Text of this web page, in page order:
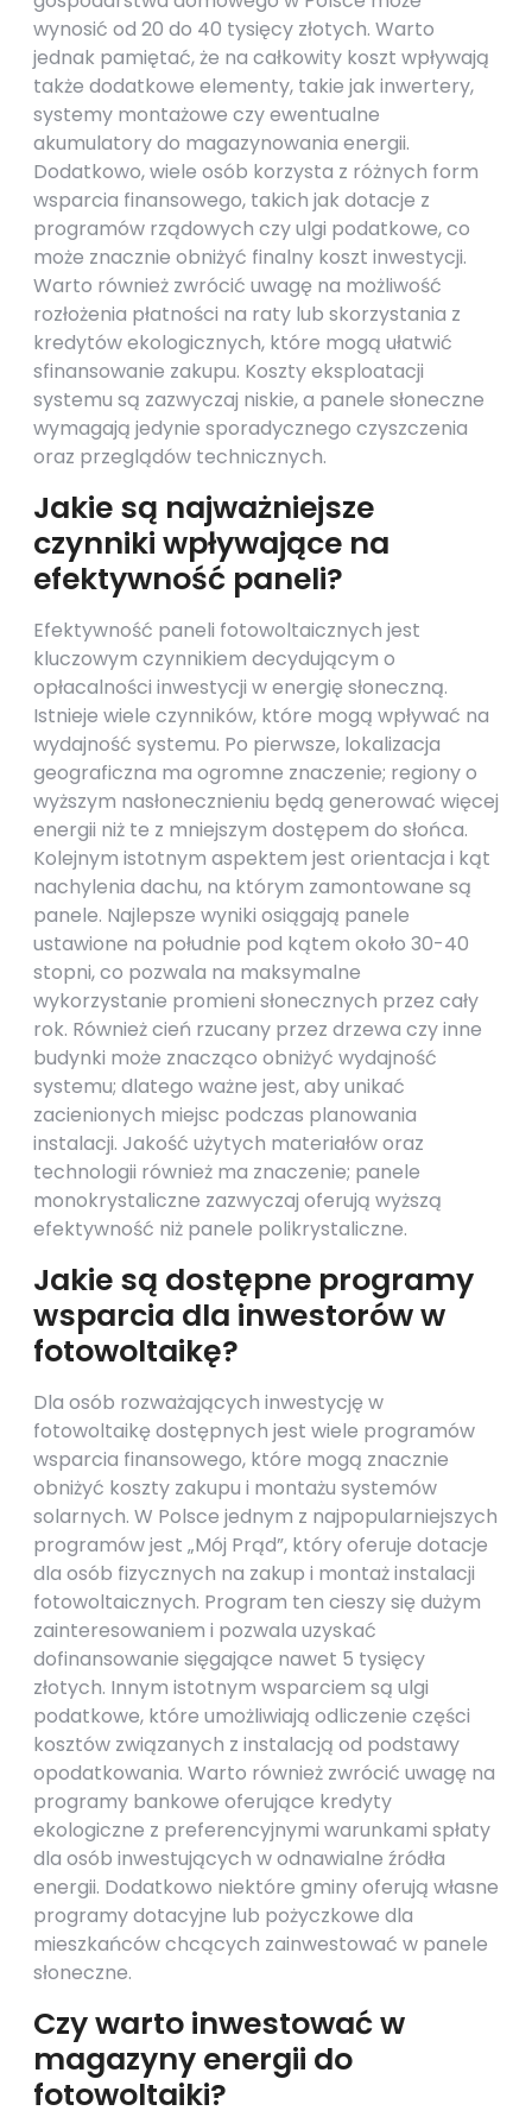
wynosić od 20 do 40 tysięcy złotych. Warto
jednak pamiętać, że na całkowity koszt wpływają
także dodatkowe elementy, takie jak inwertery,
systemy montażowe czy ewentualne
akumulatory do magazynowania energii.
Dodatkowo, wiele osób korzysta z różnych form
wsparcia finansowego, takich jak dotacje z
programów rządowych czy ulgi podatkowe, co
może znacznie obniżyć finalny koszt inwestycji.
Warto również zwrócić uwagę na możliwość
rozłożenia płatności na raty lub skorzystania z
kredytów ekologicznych, które mogą ułatwić
sfinansowanie zakupu. Koszty eksploatacji
systemu są zazwyczaj niskie, a panele słoneczne
wymagają jedynie sporadycznego czyszczenia
oraz przeglądów technicznych.
Jakie są najważniejsze
czynniki wpływające na
efektywność paneli?
Efektywność paneli fotowoltaicznych jest
kluczowym czynnikiem decydującym o
opłacalności inwestycji w energię słoneczną.
Istnieje wiele czynników, które mogą wpływać na
wydajność systemu. Po pierwsze, lokalizacja
geograficzna ma ogromne znaczenie; regiony o
wyższym nasłonecznieniu będą generować więcej
energii niż te z mniejszym dostępem do słońca.
Kolejnym istotnym aspektem jest orientacja i kąt
nachylenia dachu, na którym zamontowane są
panele. Najlepsze wyniki osiągają panele
ustawione na południe pod kątem około 30-40
stopni, co pozwala na maksymalne
wykorzystanie promieni słonecznych przez cały
rok. Również cień rzucany przez drzewa czy inne
budynki może znacząco obniżyć wydajność
systemu; dlatego ważne jest, aby unikać
zacienionych miejsc podczas planowania
instalacji. Jakość użytych materiałów oraz
technologii również ma znaczenie; panele
monokrystaliczne zazwyczaj oferują wyższą
efektywność niż panele polikrystaliczne.
Jakie są dostępne programy
wsparcia dla inwestorów w
fotowoltaikę?
Dla osób rozważających inwestycję w
fotowoltaikę dostępnych jest wiele programów
wsparcia finansowego, które mogą znacznie
obniżyć koszty zakupu i montażu systemów
solarnych. W Polsce jednym z najpopularniejszych
programów jest „Mój Prąd”, który oferuje dotacje
dla osób fizycznych na zakup i montaż instalacji
fotowoltaicznych. Program ten cieszy się dużym
zainteresowaniem i pozwala uzyskać
dofinansowanie sięgające nawet 5 tysięcy
złotych. Innym istotnym wsparciem są ulgi
podatkowe, które umożliwiają odliczenie części
kosztów związanych z instalacją od podstawy
opodatkowania. Warto również zwrócić uwagę na
programy bankowe oferujące kredyty
ekologiczne z preferencyjnymi warunkami spłaty
dla osób inwestujących w odnawialne źródła
energii. Dodatkowo niektóre gminy oferują własne
programy dotacyjne lub pożyczkowe dla
mieszkańców chcących zainwestować w panele
słoneczne.
Czy warto inwestować w
magazyny energii do
fotowoltaiki?